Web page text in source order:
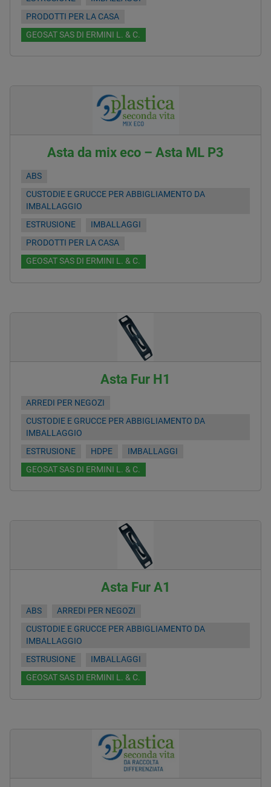
PRODOTTI PER LA CASA
GEOSAT SAS DI ERMINI L. & C.
Asta da mix eco – Asta ML P3
ABS
CUSTODIE E GRUCCE PER ABBIGLIAMENTO DA
IMBALLAGGIO
ESTRUSIONE
IMBALLAGGI
PRODOTTI PER LA CASA
GEOSAT SAS DI ERMINI L. & C.
Asta Fur H1
ARREDI PER NEGOZI
CUSTODIE E GRUCCE PER ABBIGLIAMENTO DA
IMBALLAGGIO
ESTRUSIONE
HDPE
IMBALLAGGI
GEOSAT SAS DI ERMINI L. & C.
Asta Fur A1
ABS
ARREDI PER NEGOZI
CUSTODIE E GRUCCE PER ABBIGLIAMENTO DA
IMBALLAGGIO
ESTRUSIONE
IMBALLAGGI
GEOSAT SAS DI ERMINI L. & C.